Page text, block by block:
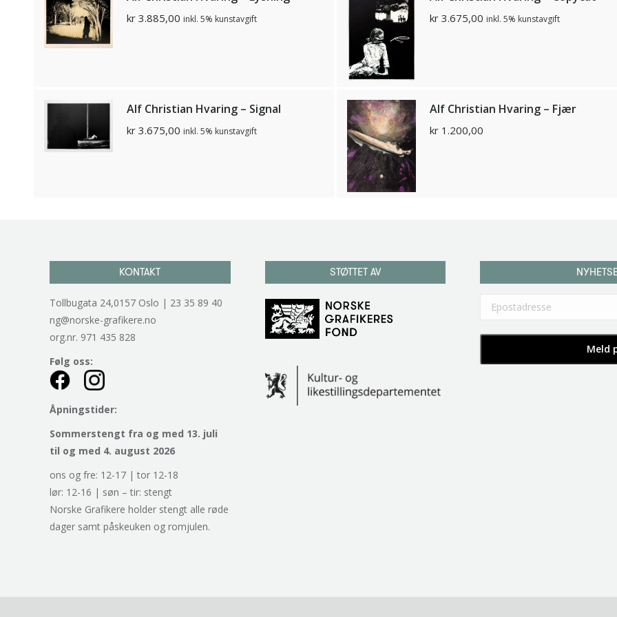
kr 3.885,00 inkl. 5% kunstavgift kr3.675,00 inkl. 5% kunstavgift
Alf Christian Hvaring – Signal
kr 3.675,00 inkl. 5% kunstavgift
Alf Christian Hvaring – Fjær
kr1.200,00
KONTAKT
Tollbugata 24,0157 Oslo | 23 35 89 40
ng@norske-grafikere.no
org.nr. 971 435 828
Følg oss:
Åpningstider:
Sommerstengt fra og med 13. juli
til og med 4. august 2026
ons og fre: 12-17 | tor 12-18
lør: 12-16 | søn – tir: stengt
Norske Grafikere holder stengt alle røde
dager samt påskeuken og romjulen.
STØTTET AV